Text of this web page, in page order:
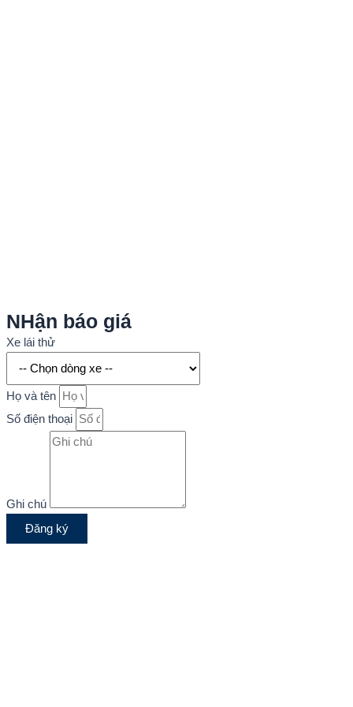
NHận báo giá
Xe lái thử
Họ và tên
Số điện thoại
Ghi chú
Đăng ký